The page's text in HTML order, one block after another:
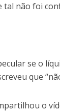
tal não foi
se o
que
o